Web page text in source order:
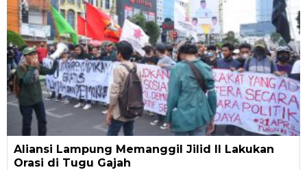
Aliansi Lampung Memanggil Jilid II Lakukan
Orasi di Tugu Gajah